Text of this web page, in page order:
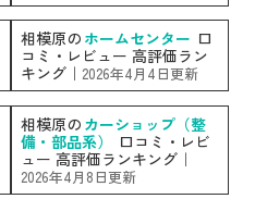
相模原の ホームセンター 口
コミ・レビュー 高評価ラン
キング｜ 2026年4月4日更新
相模原の カーショップ（整
備・部品系）
口コミ・レビ
ュー 高評価ランキング｜
2026年4月8日更新